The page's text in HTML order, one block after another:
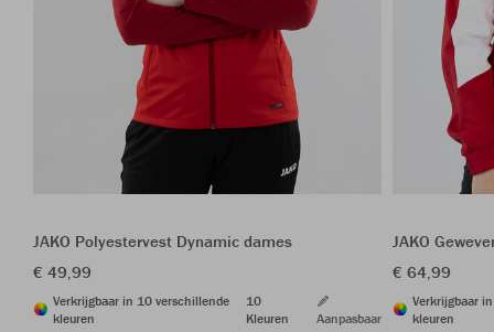
JAKO Polyestervest Dynamic dames
€ 49,99
Verkrijgbaar in 10 verschillende
kleuren
10
Kleuren
Aanpasbaar
JAKO
€ 64,99
Verkrijgbaar
kleuren